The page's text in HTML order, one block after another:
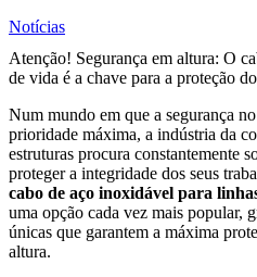
Notícias
Atenção! Segurança em altura: O
de vida é a chave para a proteção
Num mundo em que a segurança
prioridade máxima, a indústria da
estruturas procura constantemente
proteger a integridade dos seus
cabo de aço inoxidável para
uma opção cada vez mais popular,
únicas que garantem a máxima
altura.